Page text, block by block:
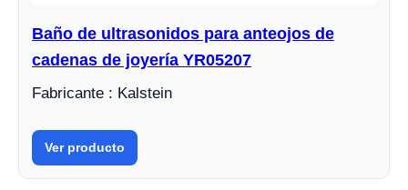
Baño de ultrasonidos para anteojos de
cadenas de joyería YR05207
Fabricante : Kalstein
Ver producto